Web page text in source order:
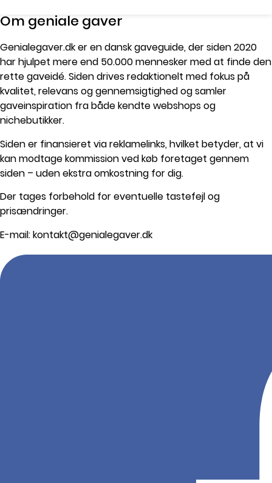
Om geniale gaver
Genialegaver.dk er en dansk gaveguide, der siden 2020
har hjulpet mere end 50.000 mennesker med at finde den
rette gaveidé. Siden drives redaktionelt med fokus på
kvalitet, relevans og gennemsigtighed og samler
gaveinspiration fra både kendte webshops og
nichebutikker.
Siden er finansieret via reklamelinks, hvilket betyder, at vi
kan modtage kommission ved køb foretaget gennem
siden – uden ekstra omkostning for dig.
Der tages forbehold for eventuelle tastefejl og
prisændringer.
E-mail: kontakt@genialegaver.dk